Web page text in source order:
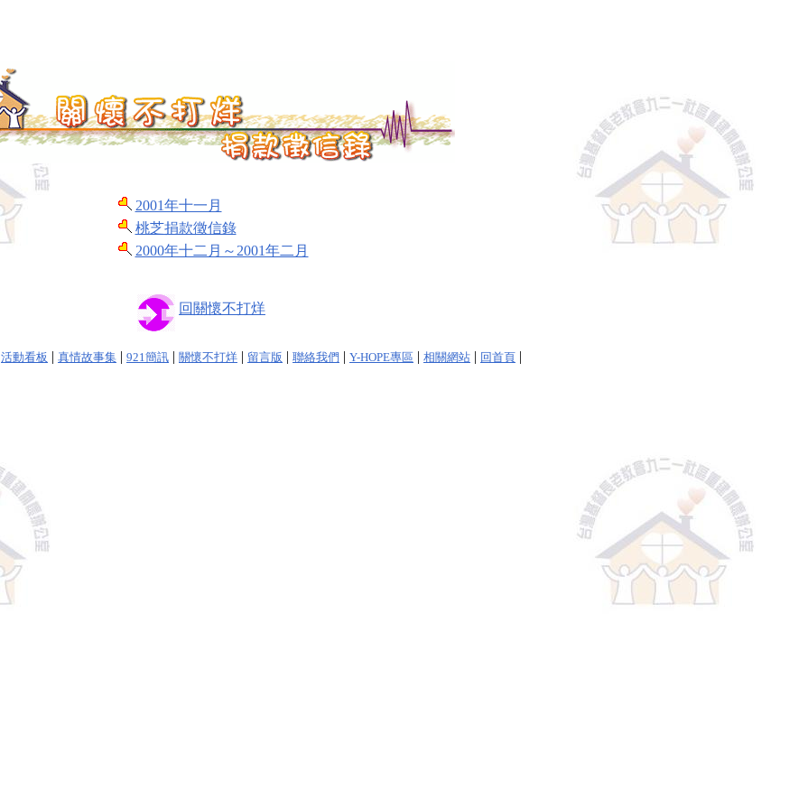
2001年十一月
桃芝捐款徵信錄
2000年十二月～2001年二月
回關懷不打烊
活動看板 | 真情故事集 | 921簡訊 | 關懷不打烊 | 留言版 | 聯絡我們 | Y-HOPE專區 | 相關網站 | 回首頁 |